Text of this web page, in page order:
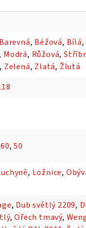
Barevná, Béžová, Bílá,
, Modrá, Růžová,
, Zelená, Zlatá, Žlutá
,50
, Ložnice,
, Dub světlý 2209,
,Ořech tmavý,